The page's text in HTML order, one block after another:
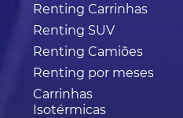
Renting Carrinhas
Renting SUV
Renting Camiões
Renting por meses
Carrinhas
Isotérmicas